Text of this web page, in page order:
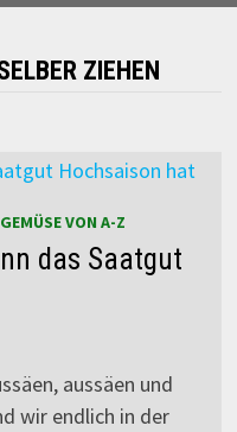
ZIEHEN
GEMÜSE VON A-Z
das Saatgut
aussäen und
wir endlich in der